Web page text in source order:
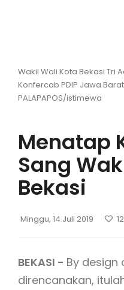
Wakil Wali Kota Bekasi Tri
Konfercab PDIP Jawa
PALAPAPOS/istimewa
Menatap
Sang
Bekasi
Minggu, 14 Juli 2019
BEKASI - By
direncanakan,